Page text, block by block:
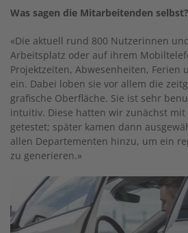
Was sagen die Mitarbeitenden selbst?
«Die aktuell rund 800 Nutzerinnen
Arbeitsplatz oder auf ihrem
Projektzeiten, Abwesenheiten, Ferien
ein. Dabei loben sie vor allem die
grafische Oberfläche. Sie ist sehr
intuitiv. Diese hatten wir zunächst mit
getestet; später kamen dann
allen Departementen hinzu, um ein
zu generieren.»